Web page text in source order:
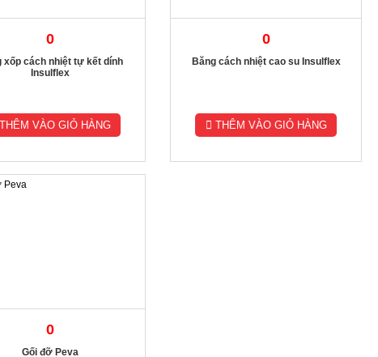
0
xốp cách nhiệt tự kết dính
Insulflex
VÀO GIỎ HÀNG
0
Băng cách nhiệt cao su Insulflex
THÊM VÀO GIỎ HÀNG
0
Gối đỡ Peva